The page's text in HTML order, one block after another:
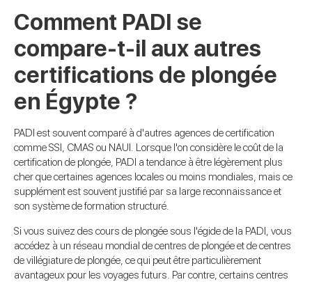
Comment PADI se
compare-t-il aux autres
certifications de plongée
en Égypte ?
PADI est souvent comparé à d'autres agences de certification
comme SSI, CMAS ou NAUI. Lorsque l'on considère le coût de la
certification de plongée, PADI a tendance à être légèrement plus
cher que certaines agences locales ou moins mondiales, mais ce
supplément est souvent justifié par sa large reconnaissance et
son système de formation structuré.
Si vous suivez des cours de plongée sous l'égide de la PADI, vous
accédez à un réseau mondial de centres de plongée et de centres
de villégiature de plongée, ce qui peut être particulièrement
avantageux pour les voyages futurs. Par contre, certains centres